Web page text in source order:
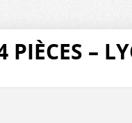
PIÈCES –